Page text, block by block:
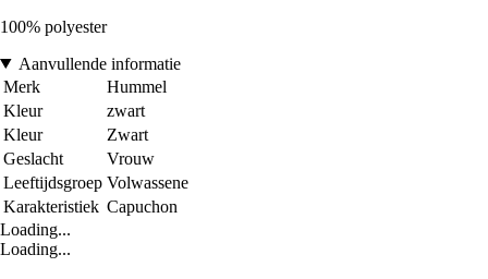
100% polyester
Aanvullende informatie
Merk
Hummel
Kleur
zwart
Kleur
Zwart
Geslacht
Vrouw
Leeftijdsgroep Volwassene
Karakteristiek Capuchon
Loading...
Loading...